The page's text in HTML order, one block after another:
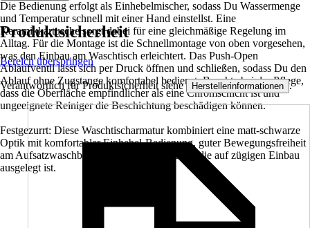
Die Bedienung erfolgt als Einhebelmischer, sodass Du Wassermenge
und Temperatur schnell mit einer Hand einstellst. Eine
Keramikkartusche sorgt dabei für eine gleichmäßige Regelung im
Alltag. Für die Montage ist die Schnellmontage von oben vorgesehen,
was den Einbau am Waschtisch erleichtert. Das Push-Open
Ablaufventil lässt sich per Druck öffnen und schließen, sodass Du den
Ablauf ohne Zugstange komfortabel bedienst. Beachte bei der Pflege,
dass die Oberfläche empfindlicher als eine Chromschicht ist und
ungeeignete Reiniger die Beschichtung beschädigen können.
Festgezurrt: Diese Waschtischarmatur kombiniert eine matt-schwarze
Optik mit komfortabler Einhebel-Bedienung, guter Bewegungsfreiheit
am Aufsatzwaschbecken und einer Montage, die auf zügigen Einbau
ausgelegt ist.
Produktsicherheit
Bereich überspringen
Verantwortlich für Produktsicherheit siehe Herstellerinformationen .